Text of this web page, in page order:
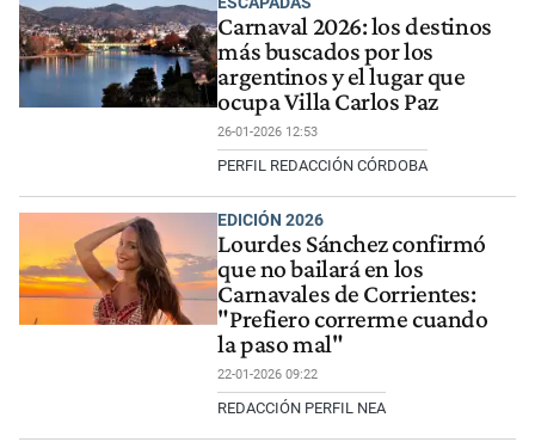
Carnaval 2026: los destinos
más buscados por los
argentinos y el lugar que
ocupa Villa Carlos Paz
26-01-2026 12:53
PERFIL REDACCIÓN CÓRDOBA
EDICIÓN 2026
Lourdes Sánchez confirmó
que no bailará en los
Carnavales de Corrientes:
"Prefiero correrme cuando
la paso mal"
22-01-2026 09:22
REDACCIÓN PERFIL NEA